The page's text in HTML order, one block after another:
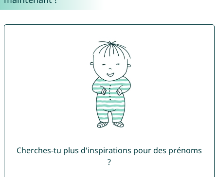
Cherches-tu plus d'inspirations pour des prénoms
?